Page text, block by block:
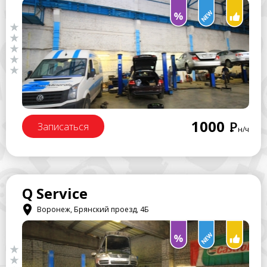
Записаться 1000 Рн/ч
Q Service
Воронеж, Брянский проезд, 4Б